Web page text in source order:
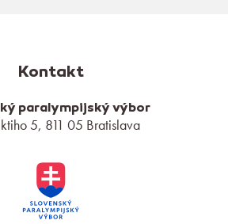
Kontakt
paralympijský výbor
5, 811 05 Bratislava